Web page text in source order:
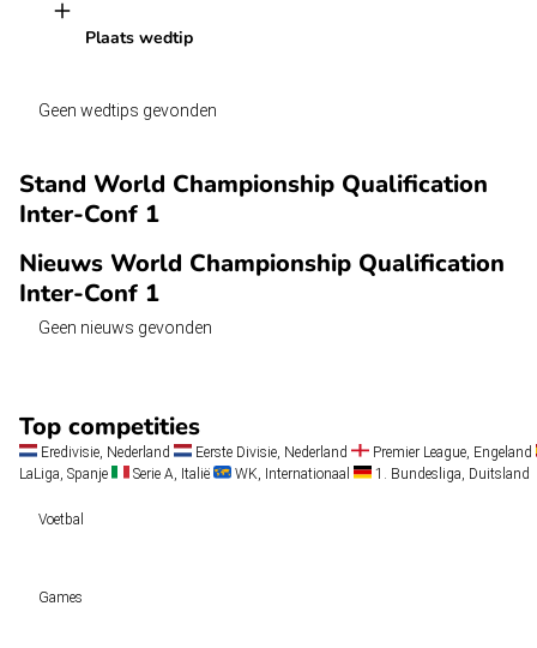
Plaats wedtip
Geen wedtips gevonden
Stand World Championship Qualification
Inter-Conf 1
Nieuws World Championship Qualification
Inter-Conf 1
Geen nieuws gevonden
Top competities
Eredivisie, Nederland Eerste Divisie, Nederland
Premier League, Engeland
LaLiga, Spanje
Serie A, Italië WK, Internationaal 1. Bundesliga, Duitsland
Voetbal
Wedtips
Games